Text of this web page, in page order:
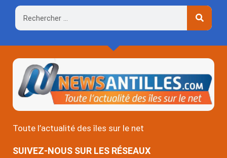
Rechercher
Toute l’actualité des îles sur le net
SUIVEZ-NOUS SUR LES RÉSEAUX